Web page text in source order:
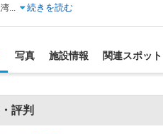
続きを読む
写真 施設情報 関連スポット
評判